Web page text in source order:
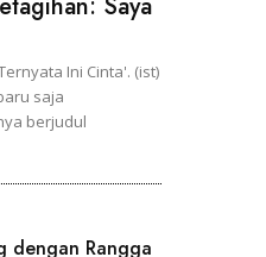
Ini Cinta'. (ist)
saja
berjudul
dengan Rangga